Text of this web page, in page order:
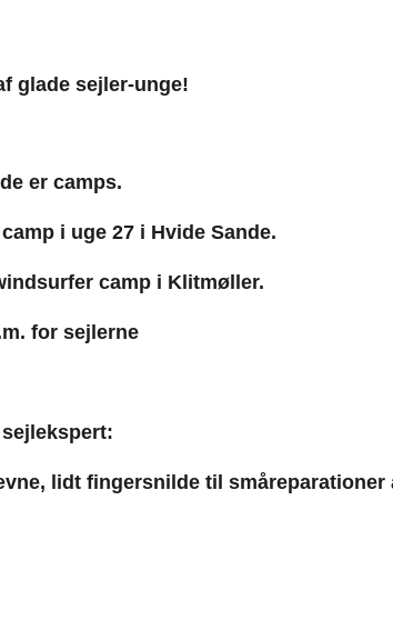
glade sejler-unge!
er camps.
i uge 27 i Hvide Sande.
camp i Klitmøller.
for sejlerne
lidt fingersnilde til småreparationer